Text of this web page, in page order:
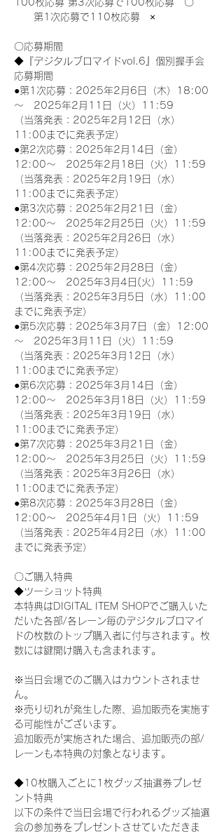
100枚応募 第3次応募で100枚応募　〇
第1次応募で110枚応募　×
〇応募期間
◆『デジタルブロマイドvol.6』個別握手会
応募期間
●第1次応募：2025年2月6日（木）18:00
～　2025年2月11日（火）11:59
（当落発表：2025年2月12日（水）
11:00までに発表予定）
●第2次応募：2025年2月14日（金）
12:00～　2025年2月18日（火）11:59
（当落発表：2025年2月19日（水）
11:00までに発表予定）
●第3次応募：2025年2月21日（金）
12:00～　2025年2月25日（火）11:59
（当落発表：2025年2月26日（水）
11:00までに発表予定）
●第4次応募：2025年2月28日（金）
12:00～　2025年3月4日(火）11:59
（当落発表：2025年3月5日（水）11:00
までに発表予定）
●第5次応募：2025年3月7日（金）12:00
～　2025年3月11日（火）11:59
（当落発表：2025年3月12日（水）
11:00までに発表予定）
●第6次応募：2025年3月14日（金）
12:00～　2025年3月18日（火）11:59
（当落発表：2025年3月19日（水）
11:00までに発表予定）
●第7次応募：2025年3月21日（金）
12:00～　2025年3月25日（火）11:59
（当落発表：2025年3月26日（水）
11:00までに発表予定）
●第8次応募：2025年3月28日（金）
12:00～　2025年4月1日（火）11:59
（当落発表：2025年4月2日（水）11:00
までに発表予定）
〇ご購入特典
◆ツーショット特典
本特典はDIGITAL ITEM SHOPでご購入いた
だいた各部/各レーン毎のデジタルブロマイ
ドの枚数のトップ購入者に付与されます。枚
数には鍵開け購入も含まれます。
※当日会場でのご購入はカウントされませ
ん。
※売り切れが発生した際、追加販売を実施す
る可能性がございます。
追加販売が実施された場合、追加販売の部/
レーンも本特典の対象となります。
◆10枚購入ごとに1枚グッズ抽選券プレゼ
ント特典
以下の条件で当日会場で行われるグッズ抽選
会の参加券をプレゼントさせていただきま